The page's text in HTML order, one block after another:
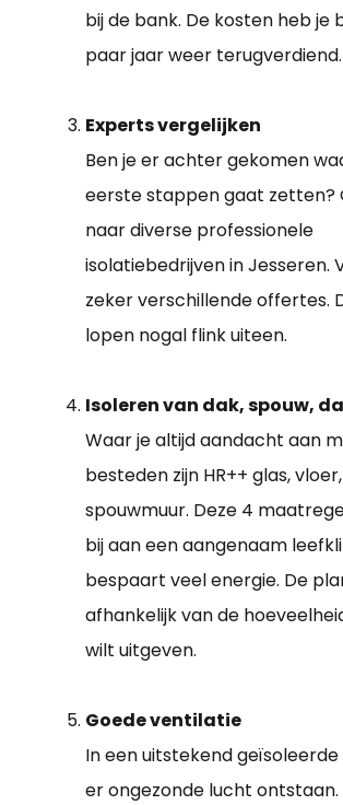
bij de bank. De kosten heb je
paar jaar weer terugverdiend.
Experts vergelijken
Ben je er achter gekomen
eerste stappen gaat zetten?
naar diverse professionele
isolatiebedrijven in Jesseren.
zeker verschillende offertes.
lopen nogal flink uiteen.
Isoleren van dak, spouw,
Waar je altijd aandacht aan
besteden zijn HR++ glas,
spouwmuur. Deze 4
bij aan een aangenaam
bespaart veel energie. De
afhankelijk van de
wilt uitgeven.
Goede ventilatie
In een uitstekend
er ongezonde lucht ontstaan.